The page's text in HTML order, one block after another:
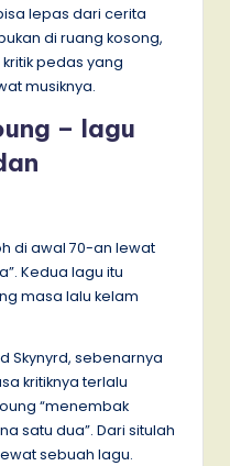
lepas dari cerita
di ruang kosong,
pedas yang
musiknya.
– lagu
di awal 70-an lewat
Kedua lagu itu
masa lalu kelam
Skynyrd, sebenarnya
kritiknya terlalu
“menembak
satu dua”. Dari situlah
sebuah lagu.